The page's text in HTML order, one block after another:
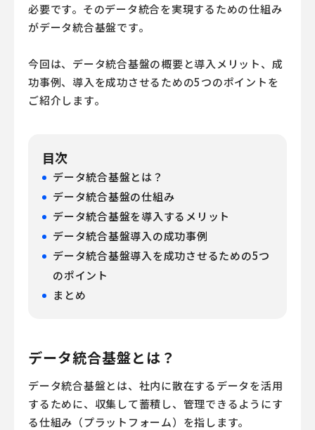
必要です。そのデータ統合を実現するための仕組み
がデータ統合基盤です。
今回は、データ統合基盤の概要と導入メリット、成
功事例、導入を成功させるための5つのポイントを
ご紹介します。
目次
データ統合基盤とは？
データ統合基盤の仕組み
データ統合基盤を導入するメリット
データ統合基盤導入の成功事例
データ統合基盤導入を成功させるための5つ
のポイント
まとめ
データ統合基盤とは？
データ統合基盤とは、社内に散在するデータを活用
するために、収集して蓄積し、管理できるようにす
る仕組み（プラットフォーム）を指します。